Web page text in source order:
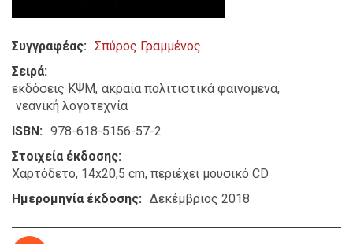
Συγγραφέας
Σπύρος Γραμμένος
Σειρά
εκδόσεις ΚΨΜ ακραία πολιτιστικά φαινόμενα
νεανική λογοτεχνία
ISBN
978-618-5156-57-2
Στοιχεία έκδοσης
Χαρτόδετο, 14x20,5 cm, περιέχει μουσικό CD
Ημερομηνία έκδοσης
Δεκέμβριος 2018